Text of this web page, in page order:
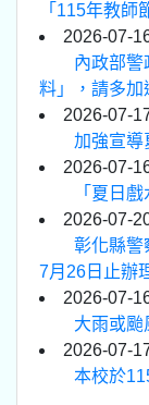
「115年教師
2026-07-
內政部警
料」，請多加
2026-07-
加強宣導
2026-07-
「夏日
2026-07-
彰化縣警
7月26日止辦
2026-07-
大雨或颱
2026-07-
本校於